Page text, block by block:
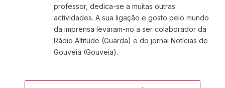
professor, dedica-se a muitas outras
actividades. A sua ligação e gosto pelo mundo
da imprensa levaram-no a ser colaborador da
Rádio Altitude (Guarda) e do jornal Notícias de
Gouveia (Gouveia).